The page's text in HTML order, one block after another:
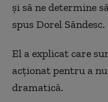
și să ne determine
spus Dorel Săndesc.
El a explicat care
acționat pentru a
dramatică.